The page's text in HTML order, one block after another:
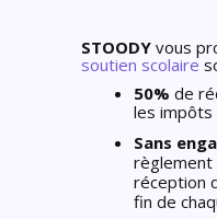
STOODY vous
soutien scolaire
50% de
les impôts
Sans
règlement
réception
fin de